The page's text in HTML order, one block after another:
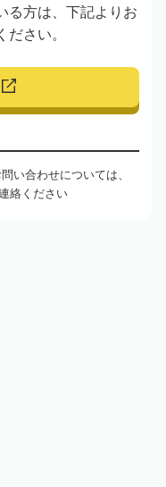
る方は、下記よりお
さい。
い合わせについては、
絡ください